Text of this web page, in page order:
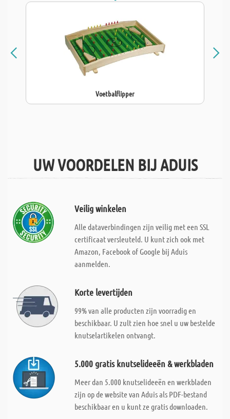
Voetbalflipper
UW VOORDELEN BIJ ADUIS
Veilig winkelen
Alle dataverbindingen zijn veilig met een SSL
certificaat versleuteld. U kunt zich ook met
Amazon, Facebook of Google bij Aduis
aanmelden.
Korte levertijden
99% van alle producten zijn voorradig en
beschikbaar. U zult zien hoe snel u uw bestelde
knutselartikelen ontvangt.
5.000 gratis knutselideeën & werkbladen
Meer dan 5.000 knutselideeën en werkbladen
zijn op de website van Aduis als PDF-bestand
beschikbaar en u kunt ze gratis downloaden.